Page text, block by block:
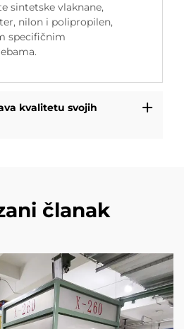
sintetske vlaknane,
nilon i polipropilen,
specifičnim
kvalitetu svojih
članak